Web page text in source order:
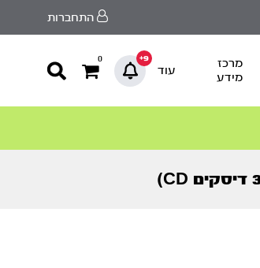
התחברות
מרכז
מידע
עוד
9+
0